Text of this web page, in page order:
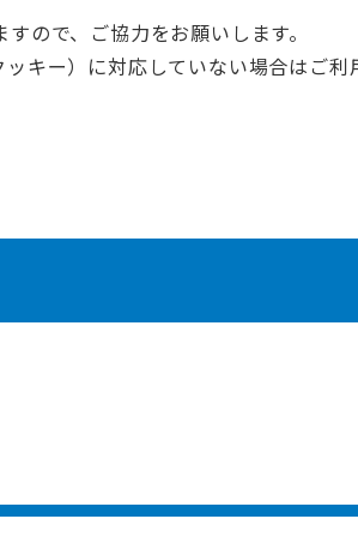
ので、ご協力をお願いします。
キー）に対応していない場合はご利